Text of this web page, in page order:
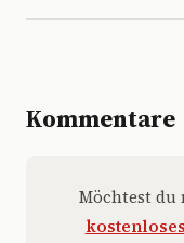
Kommentare
Möchtest